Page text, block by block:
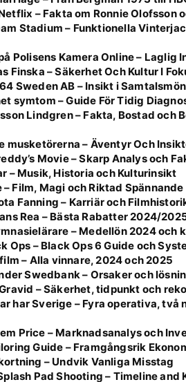
– Fakta om Ronnie Olofsson
Stadium – Funktionella
Polisens Kamera Online – Laglig
Finska – Säkerhet Och Kultur I
Sweden AB – Insikt i
symtom – Guide För Tidig
Lindgren – Fakta, Bostad och
musketörerna – Äventyr Och
Movie – Skarp Analys och
– Musik, Historia och Kulturinsikt
– Film, Magi och Riktad
Fanning – Karriär och
Rea – Bästa Rabatter 2024/
– Medellön 2024 och
Ops – Black Ops 6 Guide och
– Alla vinnare, 2024 och 2025
Swedbank – Orsaker och
– Säkerhet, tidpunkt och
har Sverige – Fyra operativa, två
Price – Marknadsanalys och
Guide – Framgångsrik
– Undvik Vanliga Misstag
Pad Shooting – Timeline and